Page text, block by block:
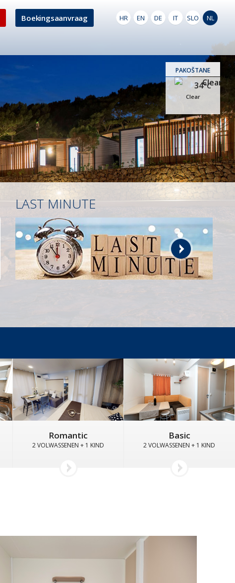
HR EN DE IT SLO NL
Boekingsaanvraag
PAKOŠTANE
34°C
Clear
LAST MINUTE
Romantic
2 VOLWASSENEN + 1 KIND
Basic
2 VOLWASSENEN + 1 KIND